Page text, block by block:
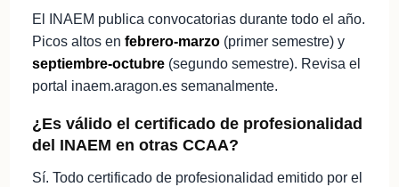
El INAEM publica convocatorias durante todo el año.
Picos altos en febrero-marzo(primer semestre) y
septiembre-octubre(segundo semestre). Revisa el
portal inaem.aragon.es semanalmente.
¿Es válido el certificado de profesionalidad
del INAEM en otras CCAA?
Sí. Todo certificado de profesionalidad emitido por el